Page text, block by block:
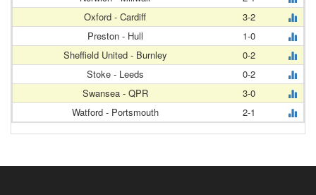
Oxford - Cardiff
3-2
Preston - Hull
1-0
Sheffield United - Burnley
0-2
Stoke - Leeds
0-2
Swansea - QPR
3-0
Watford - Portsmouth
2-1